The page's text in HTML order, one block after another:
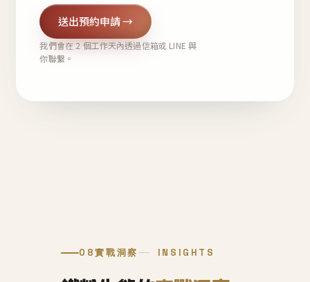
送出預約申請 →
我們會在 2 個工作天內透過信箱或 LINE 與
你聯繫。
08實戰洞察 INSIGHTS